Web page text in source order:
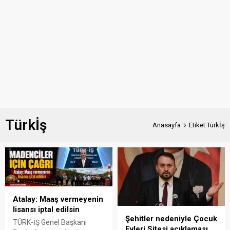
Türkİş Anasayfa Etiket:Türkİş
Atalay: Maaş vermeyenin
lisansı iptal edilsin
TÜRK-İŞ Genel Başkanı
Şehitler nedeniyle Çocuk